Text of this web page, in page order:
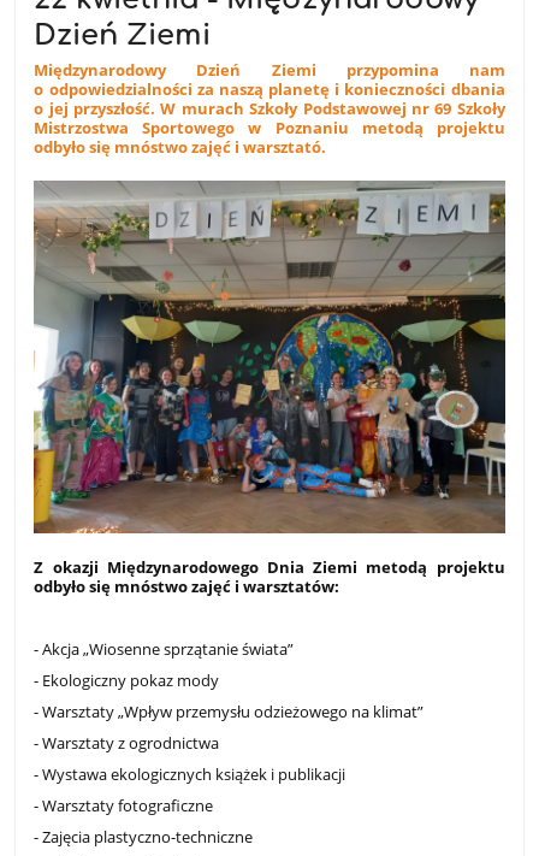
Dzień Ziemi
Międzynarodowy Dzień Ziemi przypomina nam
o odpowiedzialności za naszą planetę i konieczności dbania
o jej przyszłość. W murach Szkoły Podstawowej nr 69 Szkoły
Mistrzostwa Sportowego w Poznaniu metodą projektu
odbyło się mnóstwo zajęć i warsztató.
Z okazji Międzynarodowego Dnia Ziemi metodą projektu
odbyło się mnóstwo zajęć i warsztatów:
- Akcja „Wiosenne sprzątanie świata”
- Ekologiczny pokaz mody
- Warsztaty „Wpływ przemysłu odzieżowego na klimat”
- Warsztaty z ogrodnictwa
- Wystawa ekologicznych książek i publikacji
- Warsztaty fotograficzne
- Zajęcia plastyczno-techniczne